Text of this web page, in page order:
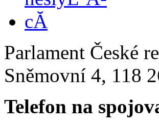
Parlament České
Sněmovní 4, 118
Telefon na